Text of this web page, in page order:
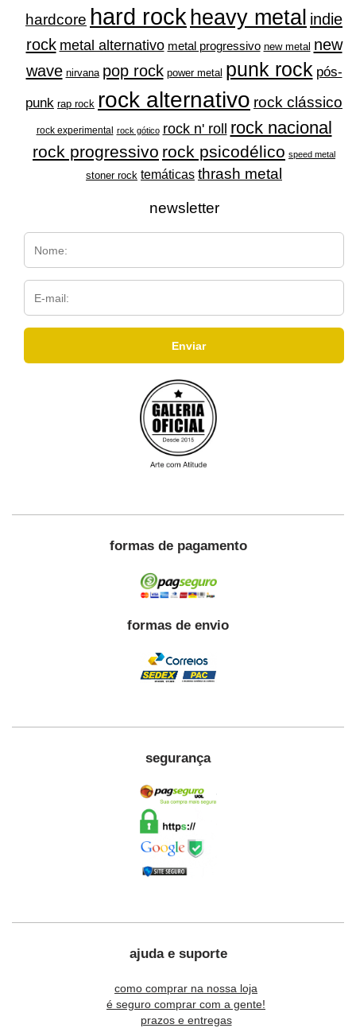
hardcore hard rock heavy metal indie
rock metal alternativo metal progressivo new metal new
wave nirvana pop rock power metal punk rock pós-
punk rap rock rock alternativo rock clássico
rock experimental rock gótico rock n' roll rock nacional
rock progressivo rock psicodélico speed metal
stoner rock temáticas thrash metal
newsletter
formas de pagamento
formas de envio
segurança
ajuda e suporte
como comprar na nossa loja
é seguro comprar com a gente!
prazos e entregas